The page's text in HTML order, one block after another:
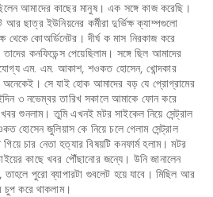
আমাদের কাছের মানুষ। এক সঙ্গে কাজ করেছি।
আর ছাত্র ইউনিয়নের কর্মীরা দুর্ভিক্ষ ক্যাম্পগুলো
থেকে কোঅর্ডিনেটর। দীর্ঘ ক মাস নিরকাজ করে
কনফিডেন্স পেয়েছিলাম। সঙ্গে ছিল আমাদের
এম. এম. আকাশ, শওকত হোসেন, খোন্দকার
সে যাই হোক আমাদের বড় যে প্রোগ্রামের
৩ নভেম্বর তারিখ সকালে আমাকে ফোন করে
শুনলাম। তুমি এখনই মটর সাইকেল নিয়ে সেন্ট্রাল
হোসেন জুলিয়াস কে নিয়ে চলে গেলাম সেন্ট্রাল
চার নেতা হত্যার বিষয়টি কনফার্ম হলাম। মটর
কাছে খবর পৌঁছানোর জন্যে। উনি জানালেন
পুরো ব্যাপারটা গুবলেট হয়ে যাবে। মিছিল আর
চুপ করে থাকলাম।